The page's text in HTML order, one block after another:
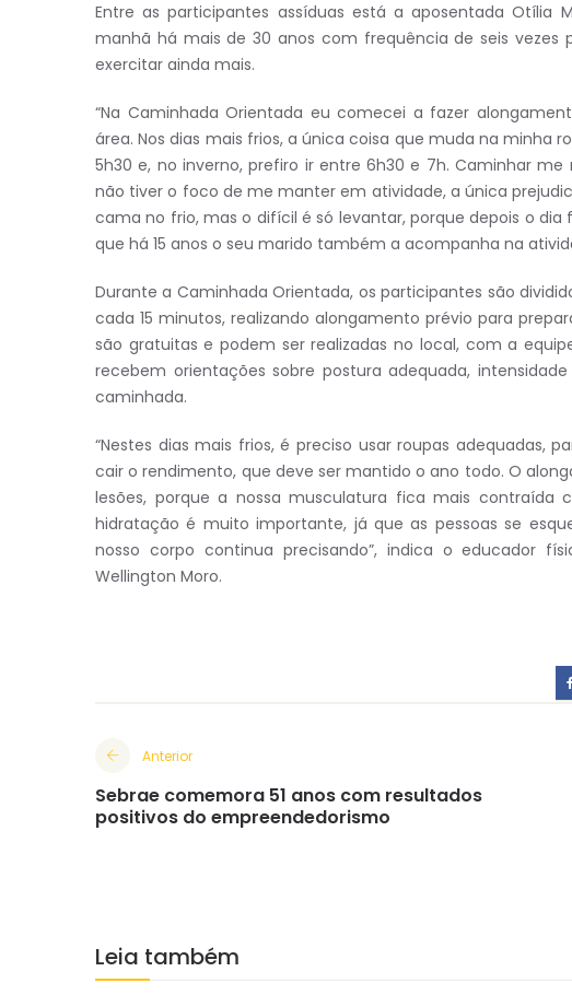
Entre as participantes assíduas está a aposentada Otília
manhã há mais de 30 anos com frequência de seis
exercitar ainda mais.
“Na Caminhada Orientada eu comecei a fazer
área. Nos dias mais frios, a única coisa que muda na minha
5h30 e, no inverno, prefiro ir entre 6h30 e 7h. Caminhar
não tiver o foco de me manter em atividade, a única
cama no frio, mas o difícil é só levantar, porque depois o
que há 15 anos o seu marido também a acompanha na
Durante a Caminhada Orientada, os participantes são
cada 15 minutos, realizando alongamento prévio para
são gratuitas e podem ser realizadas no local, com a
recebem orientações sobre postura adequada,
caminhada.
“Nestes dias mais frios, é preciso usar roupas adequadas,
cair o rendimento, que deve ser mantido o ano todo. O
lesões, porque a nossa musculatura fica mais contraída
hidratação é muito importante, já que as pessoas se
nosso corpo continua precisando”, indica o educador
Wellington Moro.
Anterior
Sebrae comemora 51 anos com resultados
positivos do empreendedorismo
Leia também